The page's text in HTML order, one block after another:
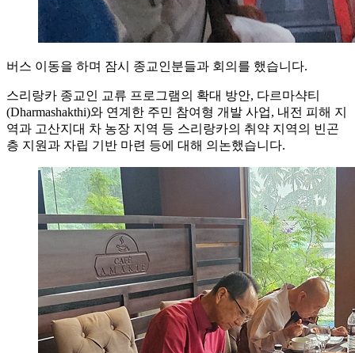
버스 이동을 하며 잠시 종교인분들과 회의를 했습니다.
스리랑카 종교인 교류 프로그램의 확대 방안, 다르마샥티
(Dharmashakthi)와 연계한 주민 참여형 개발 사업, 내전 피해 지
역과 고산지대 차 농장 지역 등 스리랑카의 취약 지역의 빈곤
층 지원과 자립 기반 마련 등에 대해 의논했습니다.